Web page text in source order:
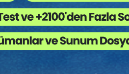
yükseltin, kaliteli içeriklerle